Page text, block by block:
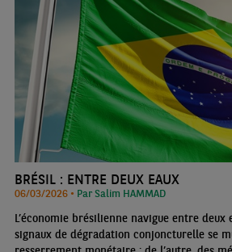
BRÉSIL : ENTRE DEUX EAUX
06/03/2026 • Par Salim HAMMAD
L’économie brésilienne navigue entre deux
signaux de dégradation conjoncturelle se